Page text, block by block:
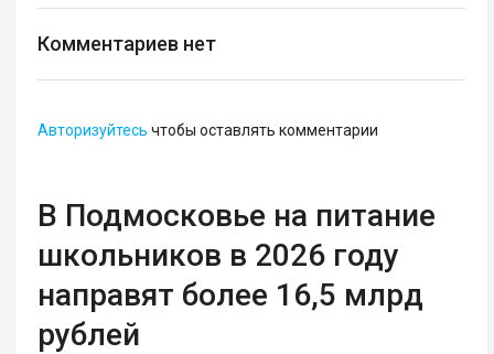
Комментариев нет
Авторизуйтесь чтобы оставлять комментарии
В Подмосковье на питание
школьников в 2026 году
направят более 16,5 млрд
рублей